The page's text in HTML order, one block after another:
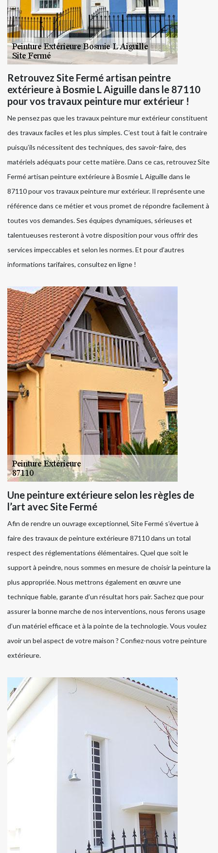
Retrouvez Site Fermé artisan peintre
extérieure à Bosmie L Aiguille dans le 87110
pour vos travaux peinture mur extérieur !
Ne pensez pas que les travaux peinture mur extérieur constituent
des travaux faciles et les plus simples. C’est tout à fait le contraire
puisqu’ils nécessitent des techniques, des savoir-faire, des
matériels adéquats pour cette matière. Dans ce cas, retrouvez Site
Fermé artisan peinture extérieure à Bosmie L Aiguille dans le
87110 pour vos travaux peinture mur extérieur. Il représente une
référence dans ce métier et vous promet de répondre facilement à
toutes vos demandes. Ses équipes dynamiques, sérieuses et
talentueuses resteront à votre disposition pour vous offrir des
services impeccables et selon les normes. Et pour d’autres
informations tarifaires, consultez en ligne !
Une peinture extérieure selon les règles de
l’art avec Site Fermé
Afin de rendre un ouvrage exceptionnel, Site Fermé s’évertue à
faire des travaux de peinture extérieure 87110 dans un total
respect des réglementations élémentaires. Quel que soit le
support à peindre, nous sommes en mesure de choisir la peinture la
plus appropriée. Nous mettrons également en œuvre une
technique fiable, garante d’un résultat hors pair. Sachez que pour
assurer la bonne marche de nos interventions, nous ferons usage
d’un matériel efficace et à la pointe de la technologie. Vous voulez
avoir un bel aspect de votre maison ? Confiez-nous votre peinture
extérieure.